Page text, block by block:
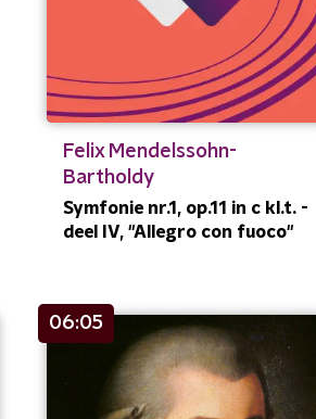
Felix Mendelssohn-
Bartholdy
Symfonie nr.1, op.11 in c kl.t. -
deel IV, "Allegro con fuoco"
06:05